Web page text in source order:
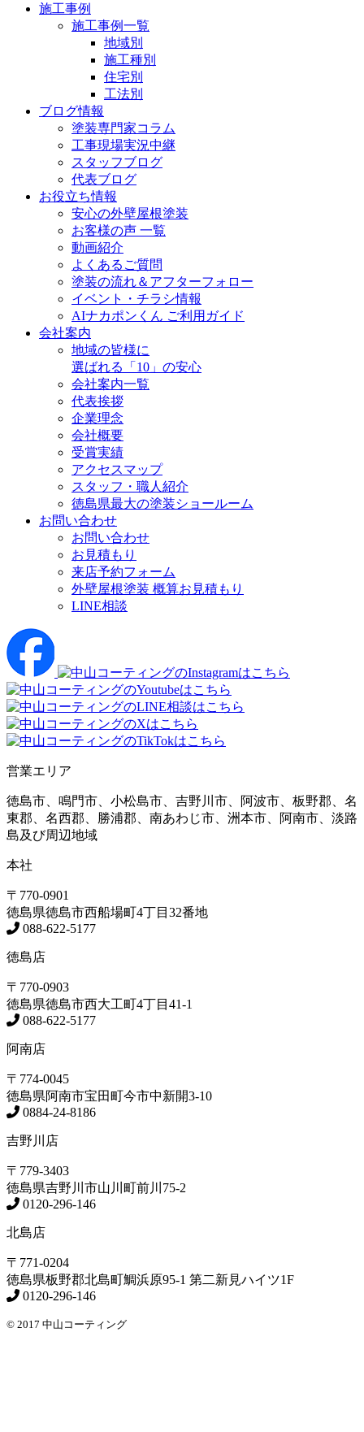
施工事例
施工事例一覧
地域別
施工種別
住宅別
工法別
ブログ情報
塗装専門家コラム
工事現場実況中継
スタッフブログ
代表ブログ
お役立ち情報
安心の外壁屋根塗装
お客様の声 一覧
動画紹介
よくあるご質問
塗装の流れ＆アフターフォロー
イベント・チラシ情報
AIナカポンくん ご利用ガイド
会社案内
地域の皆様に
選ばれる「10」の安心
会社案内一覧
代表挨拶
企業理念
会社概要
受賞実績
アクセスマップ
スタッフ・職人紹介
徳島県最大の塗装ショールーム
お問い合わせ
お問い合わせ
お見積もり
来店予約フォーム
外壁屋根塗装 概算お見積もり
LINE相談
営業エリア
徳島市、鳴門市、小松島市、吉野川市、阿波市、板野郡、名
東郡、名西郡、勝浦郡、南あわじ市、洲本市、阿南市、淡路
島及び周辺地域
本社
〒770-0901
徳島県徳島市西船場町4丁目32番地
088-622-5177
徳島店
〒770-0903
徳島県徳島市西大工町4丁目41-1
088-622-5177
阿南店
〒774-0045
徳島県阿南市宝田町今市中新開3-10
0884-24-8186
吉野川店
〒779-3403
徳島県吉野川市山川町前川75-2
0120-296-146
北島店
〒771-0204
徳島県板野郡北島町 鯛浜原95-1 第二新見ハイツ1F
0120-296-146
© 2017 中山コーティング